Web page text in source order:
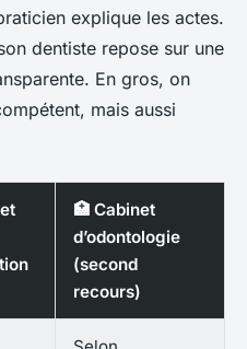
explique les actes.
dentiste repose sur une
En gros, on
mais aussi
🏥 Cabinet
d’odontologie
(second
recours)